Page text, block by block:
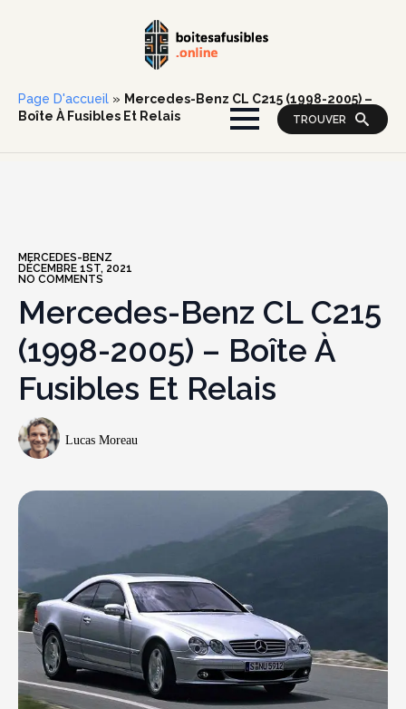
TROUVER
Page D'accueil » Mercedes-Benz CL C215 (1998-2005) –
Boîte À Fusibles Et Relais
MERCEDES-BENZ
DÉCEMBRE 1ST, 2021
NO COMMENTS
Mercedes-Benz CL C215
(1998-2005) – Boîte À
Fusibles Et Relais
Lucas Moreau